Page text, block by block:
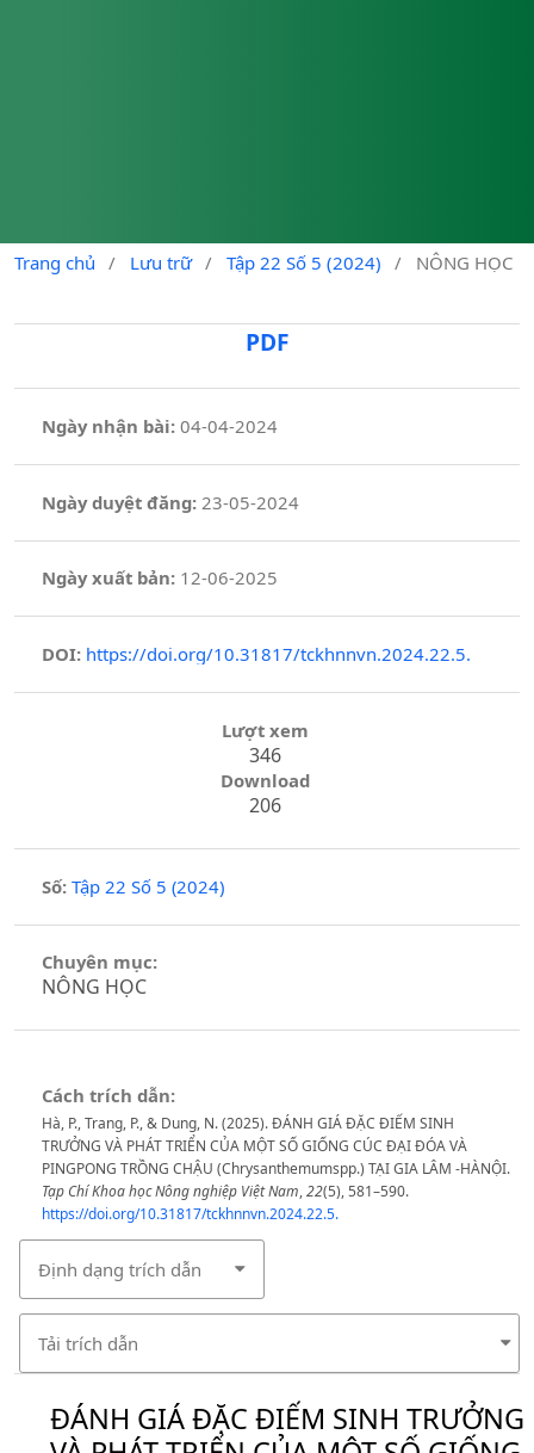
Trang chủ / Lưu trữ / Tập 22 Số 5 (2024) / NÔNG HỌC
PDF
Ngày nhận bài: 04-04-2024
Ngày duyệt đăng:23-05-2024
Ngày xuất bản: 12-06-2025
DOI: https://doi.org/10.31817/tckhnnvn.2024.22.5.
Lượt xem
346
Download
206
Số: Tập 22 Số 5 (2024)
Chuyên mục:
NÔNG HỌC
Cách trích dẫn:
Hà, P., Trang, P., & Dung, N. (2025). ĐÁNH GIÁ ĐẶC ĐIẾM SINH
TRƯỞNG VÀ PHÁT TRIỂN CỦA MỘT SỐ GIỐNG CÚC ĐẠI ĐÓA VÀ
PINGPONG TRỒNG CHẬU (Chrysanthemumspp.) TẠI GIA LÂM -HÀNỘI.
Tạp Chí Khoa học Nông nghiệp Việt Nam,22(5), 581–590.
https://doi.org/10.31817/tckhnnvn.2024.22.5.
Định dạng trích dẫn
Tải trích dẫn
ĐÁNH GIÁ ĐẶC ĐIẾM SINH TRƯỞNG